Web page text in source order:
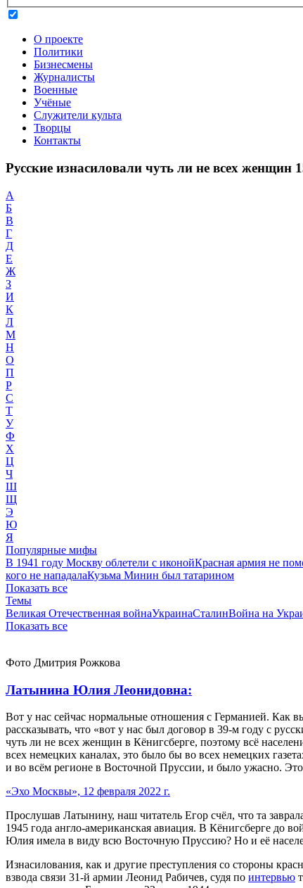
О проекте
Политики
Бизнесмены
Журналисты
Военные
Учёные
Служители культа
Творцы
Контакты
Русские изнасиловали чуть ли не всех
А
Б
В
Г
Д
Е
Ж
З
И
К
Л
М
Н
О
П
Р
С
Т
У
Ф
Х
Ц
Ч
Ш
Щ
Э
Ю
Я
Популярные мифы
В 1941 году Москву облетели с иконойКрасная армия не
кого не нападалаКузьма Минин был татарином
Показать все
Темы
Великая Отечественная войнаУкраинаСталинВойна на
Показать все
Фото Дмитрия Рожкова
Латынина Юлия Леонидовна:
Вот у нас сейчас нормальные отношения с Германией. Как
рассказывать, что «вот у нас был договор в 39-м году с
чуть ли не всех женщин в Кёнигсберге, поэтому всё
всех немецких каналах, это было бы во всех немецких
и во всём регионе в Восточной Пруссии, и было ужасно.
«Эхо Москвы», 12 февраля 2022 г.
Прослушав Латынину, наш читатель Егор счёл, что та
1945 года англо-американская авиация. В Кёнигсберге до
Юлия имела в виду всю Восточную Пруссию? Но и её
Изнасилования, как и другие преступления со стороны
взвода связи 31-й армии Леонид Рабичев, судя по интервью